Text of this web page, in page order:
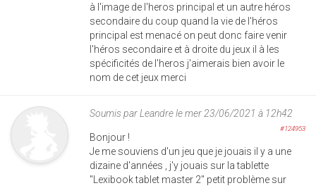
à l'image de l'heros principal et un autre héros
secondaire du coup quand la vie de l'héros
principal est menacé on peut donc faire venir
l'héros secondaire et à droite du jeux il à les
spécificités de l'heros j'aimerais bien avoir le
nom de cet jeux merci
Soumis parLeandrele mer 23/06/2021 à 12h42
#124953
Bonjour !
Je me souviens d'un jeu que je jouais il y a une
dizaine d'années , j'y jouais sur la tablette
"Lexibook tablet master 2" petit problème sur